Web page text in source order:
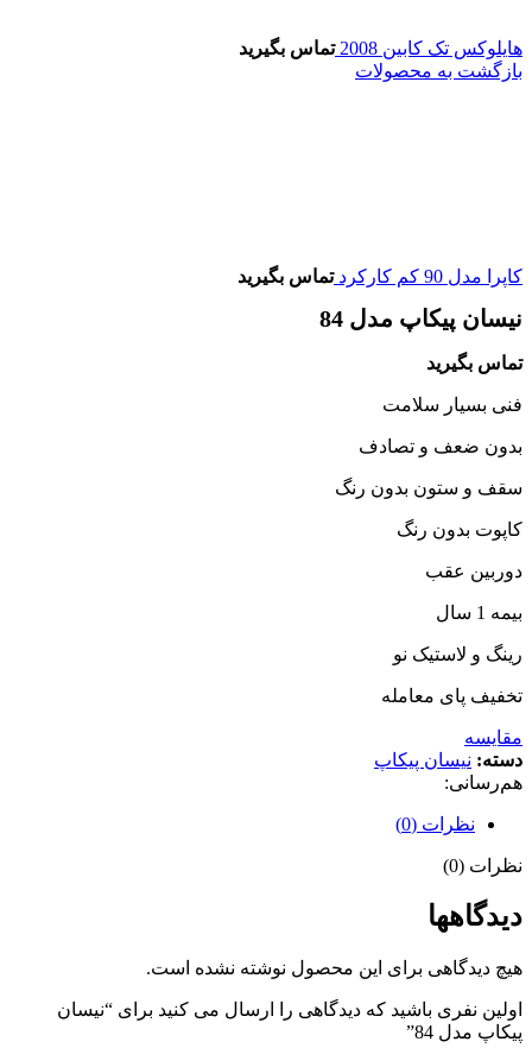
هایلوکس تک کابین 2008
تماس بگیرید
بازگشت به محصولات
کاپرا مدل 90 کم کارکرد تماس بگیرید
نیسان پیکاپ مدل 84
تماس بگیرید
فنی بسیار سلامت
بدون ضعف و تصادف
سقف و ستون بدون رنگ
کاپوت بدون رنگ
دوربین عقب
بیمه 1 سال
رینگ و لاستیک نو
تخفیف پای معامله
مقایسه
دسته: نیسان پیکاپ
هم‌رسانی:
نظرات (0)
نظرات (0)
دیدگاهها
هیچ دیدگاهی برای این محصول نوشته نشده است.
اولین نفری باشید که دیدگاهی را ارسال می کنید برای “نیسان
پیکاپ مدل 84”